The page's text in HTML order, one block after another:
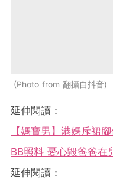
Photo from 翻攝自抖音
延伸閱讀：
【媽寶男】港媽斥裙
BB照料 憂心毀爸爸在
延伸閱讀：